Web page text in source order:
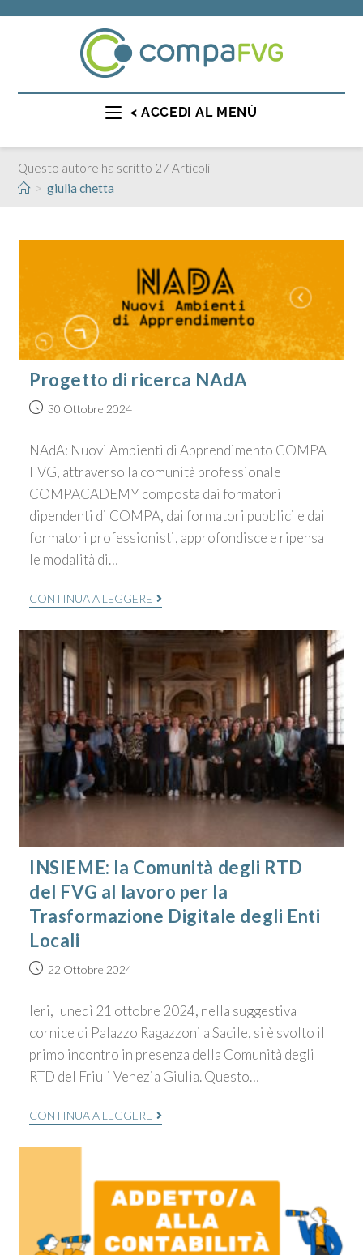
< ACCEDI AL MENÙ
Questo autore ha scritto 27 Articoli
> giulia chetta
Progetto di ricerca NAdA
30 Ottobre 2024
NAdA: Nuovi Ambienti di Apprendimento COMPA
FVG, attraverso la comunità professionale
COMPACADEMY composta dai formatori
dipendenti di COMPA, dai formatori pubblici e dai
formatori professionisti, approfondisce e ripensa
le modalità di…
CONTINUA A LEGGERE
INSIEME: la Comunità degli RTD
del FVG al lavoro per la
Trasformazione Digitale degli Enti
Locali
22 Ottobre 2024
Ieri, lunedì 21 ottobre 2024, nella suggestiva
cornice di Palazzo Ragazzoni a Sacile, si è svolto il
primo incontro in presenza della Comunità degli
RTD del Friuli Venezia Giulia. Questo…
CONTINUA A LEGGERE